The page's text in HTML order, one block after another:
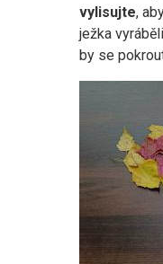
vylisujte,
ježka
by se